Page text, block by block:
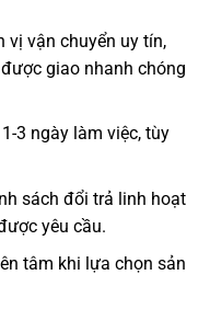
vị vận chuyển uy tín,
giao nhanh chóng
3 ngày làm việc, tùy
sách đổi trả linh hoạt
yêu cầu.
tâm khi lựa chọn sản